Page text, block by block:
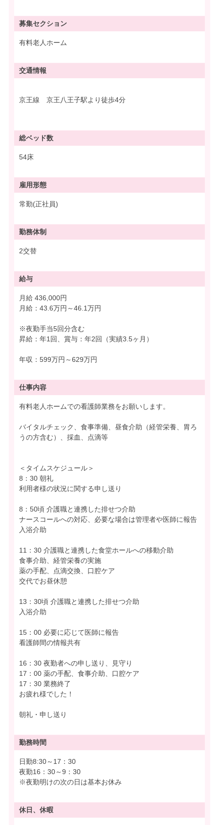
募集セクション
有料老人ホーム
交通情報
京王線 京王八王子駅より徒歩4分
総ベッド数
54床
雇用形態
常勤(正社員)
勤務体制
2交替
給与
月給 436,000円
月給：43.6万円～46.1万円
※夜勤手当5回分含む
昇給：年1回、賞与：年2回（実績3.5ヶ月）
年収：599万円～629万円
仕事内容
有料老人ホームでの看護師業務をお願いします。
バイタルチェック、食事準備、昼食介助（経管栄養、胃ろ
うの方含む）、採血、点滴等
＜タイムスケジュール＞
8：30 朝礼
利用者様の状況に関する申し送り
8：50頃 介護職と連携した排せつ介助
ナースコールへの対応、必要な場合は管理者や医師に報告
入浴介助
11：30 介護職と連携した食堂ホールへの移動介助
食事介助、経管栄養の実施
薬の手配、点滴交換、口腔ケア
交代でお昼休憩
13：30頃 介護職と連携した排せつ介助
入浴介助
15：00 必要に応じて医師に報告
看護師間の情報共有
16：30 夜勤者への申し送り、見守り
17：00 薬の手配、食事介助、口腔ケア
17：30 業務終了
お疲れ様でした！
朝礼・申し送り
勤務時間
日勤8:30～17：30
夜勤16：30～9：30
※夜勤明けの次の日は基本お休み
休日、休暇